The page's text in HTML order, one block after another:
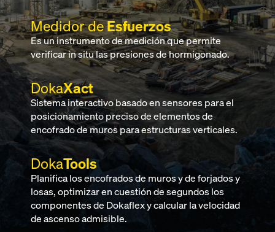
Medidor deEsfuerzos
Es un instrumento de medición que permite
verificar in situ las presiones de hormigonado.
DokaXact
Sistema interactivo basado en sensores para el
posicionamiento preciso de elementos de
encofrado de muros para estructuras verticales.
DokaTools
Planifica los encofrados de muros y de forjados y
losas, optimizar en cuestión de segundos los
componentes de Dokaflex y calcular la velocidad
de ascenso admisible.